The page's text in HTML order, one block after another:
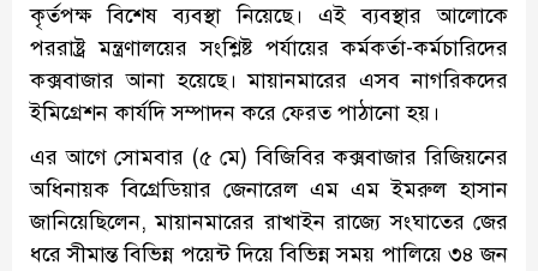
কৃর্তপক্ষ বিশেষ ব্যবস্থা নিয়েছে। এই ব্যবস্থার আলোকে
পররাষ্ট্র মন্ত্রণালয়ের সংশ্লিষ্ট পর্যায়ের কর্মকর্তা-কর্মচারিদের
কক্সবাজার আনা হয়েছে। মায়ানমারের এসব নাগরিকদের
ইমিগ্রেশন কার্যদি সম্পাদন করে ফেরত পাঠানো হয়।
এর আগে সোমবার (৫ মে) বিজিবির কক্সবাজার রিজিয়নের
অধিনায়ক বিগ্রেডিয়ার জেনারেল এম এম ইমরুল হাসান
জানিয়েছিলেন, মায়ানমারের রাখাইন রাজ্যে সংঘাতের জের
ধরে সীমান্ত বিভিন্ন পয়েন্ট দিয়ে বিভিন্ন সময় পালিয়ে ৩৪ জন